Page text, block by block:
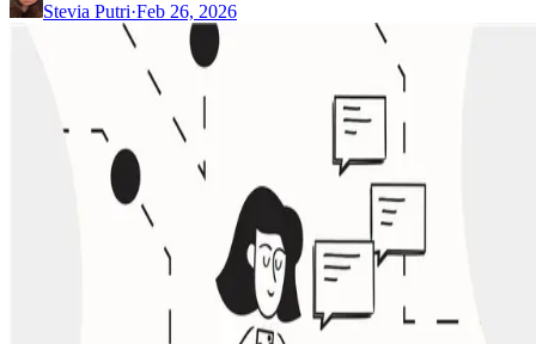
Stevia Putri·Feb 26, 2026